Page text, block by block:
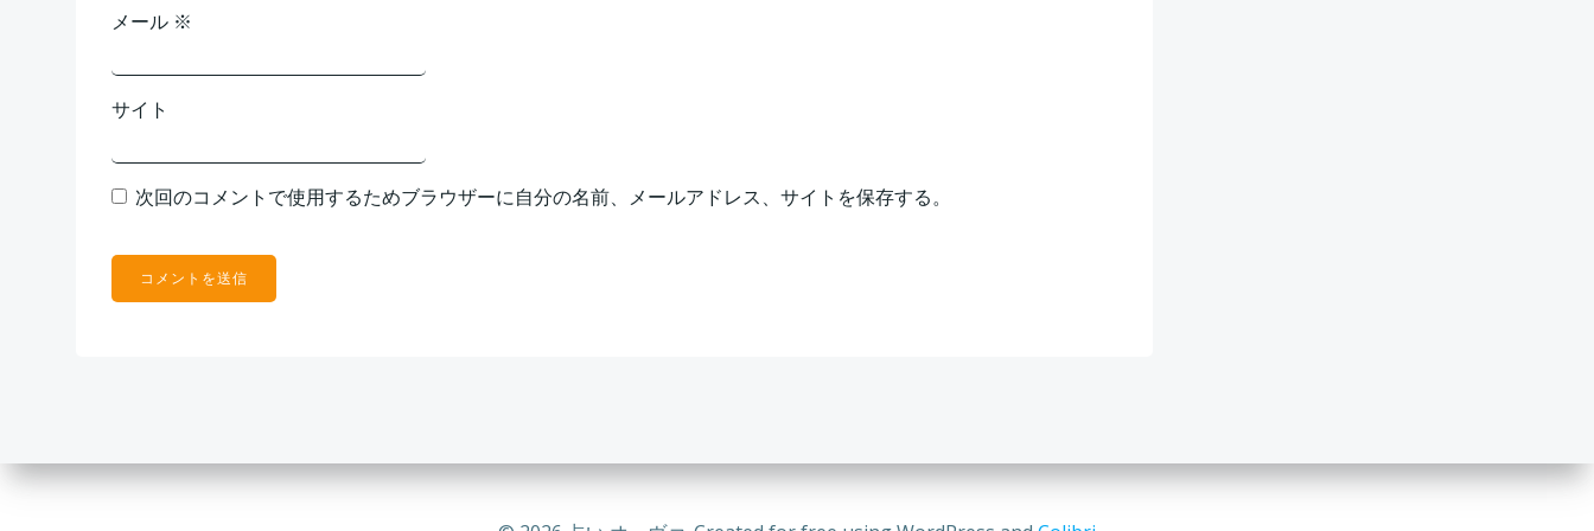
メール ※
サイト
次回のコメントで使用するためブラウザーに自分の名前、メールアドレス、サイトを保存する。